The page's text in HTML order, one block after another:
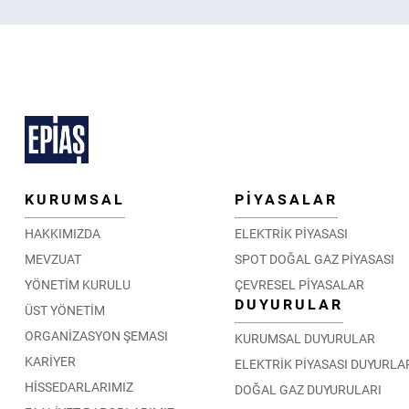
KURUMSAL
HAKKIMIZDA
MEVZUAT
YÖNETİM KURULU
ÜST YÖNETİM
ORGANİZASYON ŞEMASI
KARİYER
HİSSEDARLARIMIZ
PİYASALAR
ELEKTRİK PİYASASI
SPOT DOĞAL GAZ PİYASASI
ÇEVRESEL PİYASALAR
DUYURULAR
KURUMSAL DUYURULAR
ELEKTRİK PİYASASI
DOĞAL GAZ DUYURULARI